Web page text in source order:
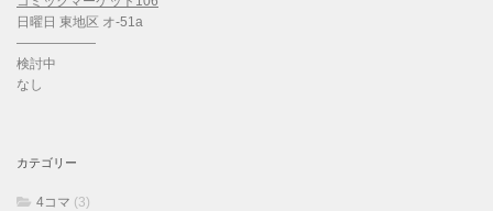
日曜日 東地区 オ-51a
——————
検討中
なし
カテゴリー
4コマ (3)